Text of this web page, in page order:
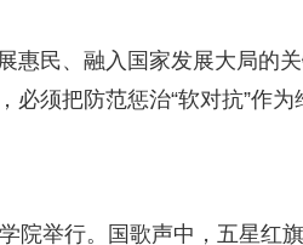
惠民、融入国家发展大局的
须把防范惩治“软对抗”作
院举行。国歌声中，五星红